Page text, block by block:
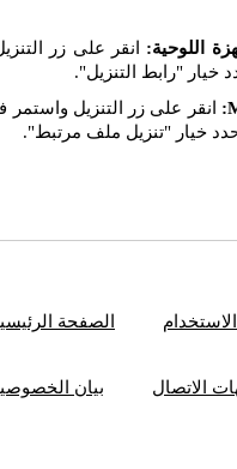
انقر على زر
خيار "رابط التنزيل".
انقر على زر التنزيل
خيار "تنزيل ملف مرتبط".
الصفحة
بيان الاتصال